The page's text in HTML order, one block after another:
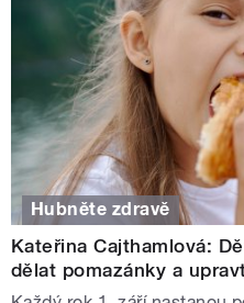
Hubněte zdravě
Kateřina Cajthamlová:
dělat pomazánky a